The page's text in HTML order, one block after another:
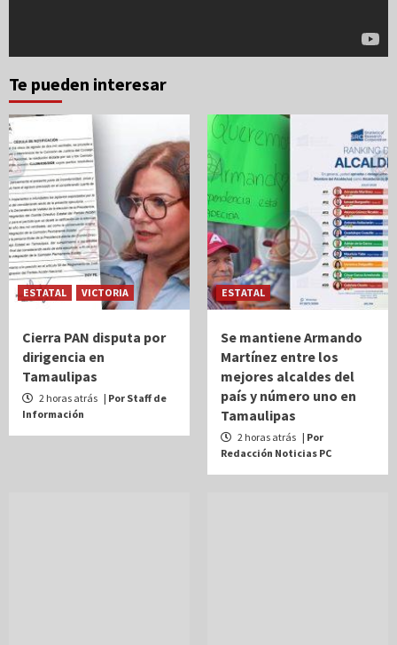
Te pueden interesar
ESTATAL VICTORIA
Cierra PAN disputa por
dirigencia en
Tamaulipas
2 horas atrás | Por Staff de
Información
ESTATAL
Se mantiene Armando
Martínez entre los
mejores alcaldes del
país y número uno en
Tamaulipas
2 horas atrás | Por
Redacción Noticias PC